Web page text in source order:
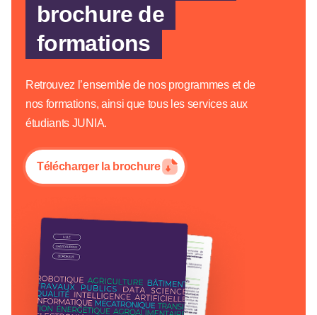
brochure de
formations
Retrouvez l’ensemble de nos programmes et de
nos formations, ainsi que tous les services aux
étudiants JUNIA.
Télécharger la brochure